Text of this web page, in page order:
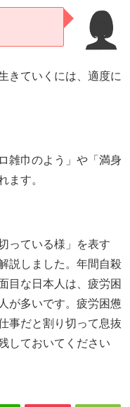
きていくには、適度に
雑巾のよう」や「満身
ます。
っている様」を表す
説しました。年間自殺
目な日本人は、疲労困
が多いです。疲労困憊
事だと割り切って息抜
しておいてください